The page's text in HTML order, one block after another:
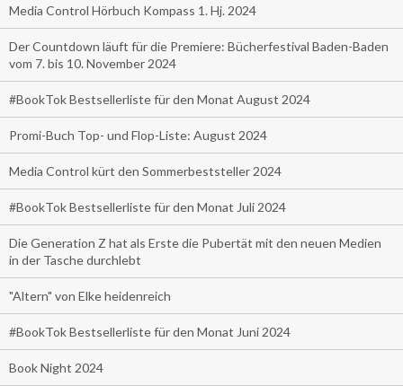
Media Control Hörbuch Kompass 1. Hj. 2024
Der Countdown läuft für die Premiere: Bücherfestival Baden-Baden
vom 7. bis 10. November 2024
#BookTok Bestsellerliste für den Monat August 2024
Promi-Buch Top- und Flop-Liste: August 2024
Media Control kürt den Sommerbeststeller 2024
#BookTok Bestsellerliste für den Monat Juli 2024
Die Generation Z hat als Erste die Pubertät mit den neuen Medien
in der Tasche durchlebt
"Altern" von Elke heidenreich
#BookTok Bestsellerliste für den Monat Juni 2024
Book Night 2024